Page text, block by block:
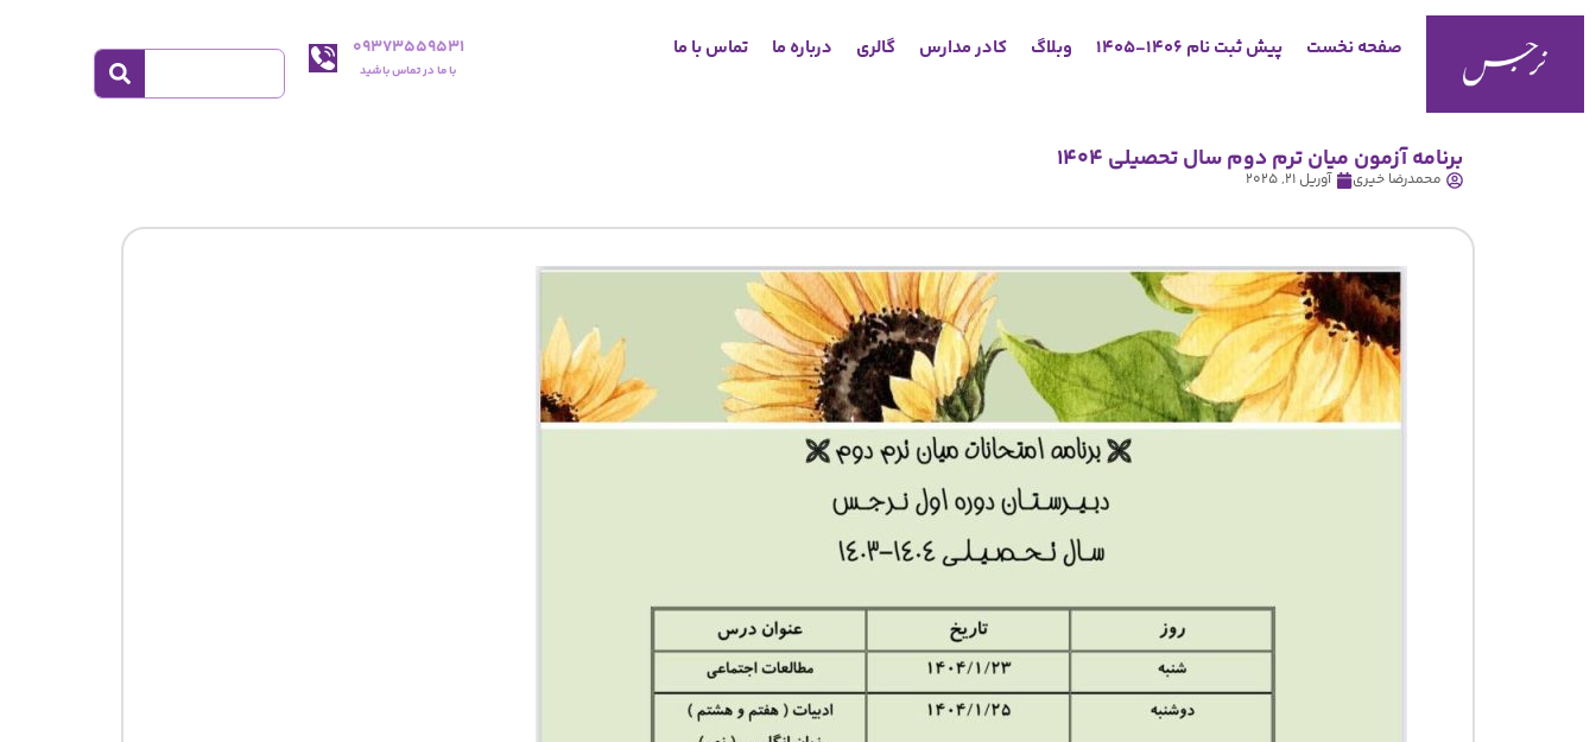
صفحه نخست پیش ثبت نام 1406-1405 وبلاگ کادر مدارس گالری درباره ما تماس با ما 09373559531
با ما در تماس باشید
برنامه آزمون میان ترم دوم سال تحصیلی ۱۴۰۴
محمدرضا خیری آوریل 21, 2025